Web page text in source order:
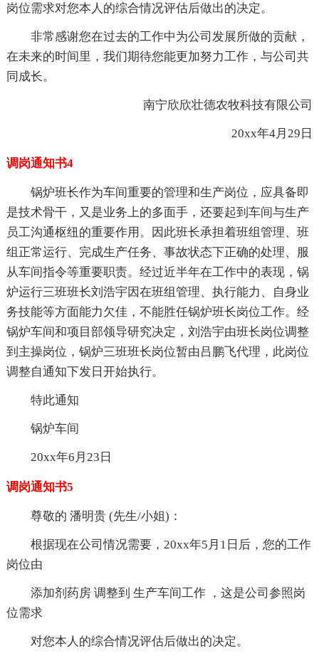
岗位需求对您本人的综合情况评估后做出的决定。
非常感谢您在过去的工作中为公司发展所做的贡献，
在未来的时间里，我们期待您能更加努力工作，与公司共
同成长。
南宁欣欣壮德农牧科技有限公司
20xx年4月29日
调岗通知书4
锅炉班长作为车间重要的管理和生产岗位，应具备即
是技术骨干，又是业务上的多面手，还要起到车间与生产
员工沟通枢纽的重要作用。因此班长承担着班组管理、班
组正常运行、完成生产任务、事故状态下正确的处理、服
从车间指令等重要职责。经过近半年在工作中的表现，锅
炉运行三班班长刘浩宇因在班组管理、执行能力、自身业
务技能等方面能力欠佳，不能胜任锅炉班长岗位工作。经
锅炉车间和项目部领导研究决定，刘浩宇由班长岗位调整
到主操岗位，锅炉三班班长岗位暂由吕鹏飞代理，此岗位
调整自通知下发日开始执行。
特此通知
锅炉车间
20xx年6月23日
调岗通知书5
尊敬的 潘明贵 (先生/小姐)：
根据现在公司情况需要，20xx年5月1日后，您的工作
岗位由
添加剂药房 调整到 生产车间工作 ，这是公司参照岗
位需求
对您本人的综合情况评估后做出的决定。